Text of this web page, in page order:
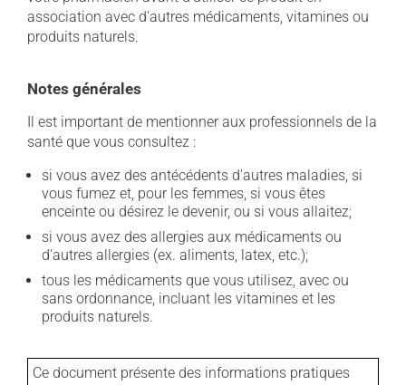
association avec d'autres médicaments, vitamines ou
produits naturels.
Notes générales
Il est important de mentionner aux professionnels de la
santé que vous consultez :
si vous avez des antécédents d'autres maladies, si
vous fumez et, pour les femmes, si vous êtes
enceinte ou désirez le devenir, ou si vous allaitez;
si vous avez des allergies aux médicaments ou
d'autres allergies (ex. aliments, latex, etc.);
tous les médicaments que vous utilisez, avec ou
sans ordonnance, incluant les vitamines et les
produits naturels.
Ce document présente des informations pratiques